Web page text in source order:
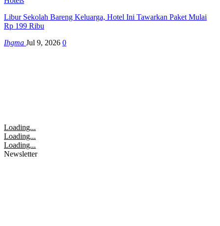
Libur Sekolah Bareng Keluarga, Hotel Ini Tawarkan Paket Mulai
Rp 199 Ribu
Ihgma Jul 9, 2026 0
Loading...
Loading...
Loading...
Newsletter